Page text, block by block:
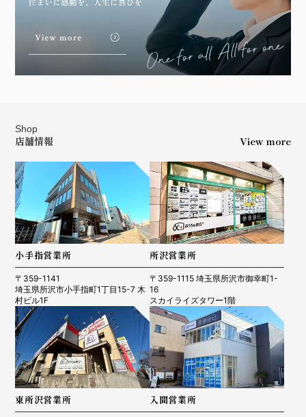
Shop
店舗情報 View more
小手指営業所
〒359-1141
埼玉県所沢市小手指町1丁目15-7 木
村ビル1F
所沢営業所
〒359-1115 埼玉県所沢市御幸町1-
16
スカイライズタワー1階
東所沢営業所 入間営業所